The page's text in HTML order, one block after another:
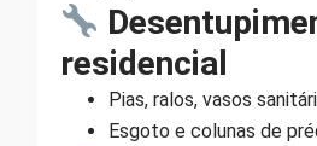
residencial
Pias, ralos, vasos
Esgoto e colunas de